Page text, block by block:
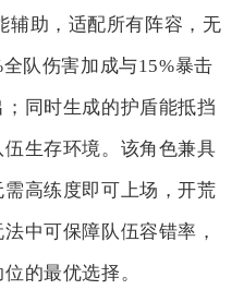
辅助，适配所有阵容，无
队伤害加成与15%暴击
同时生成的护盾能抵挡
生存环境。该角色兼具
高练度即可上场，开荒
中可保障队伍容错率，
的最优选择。